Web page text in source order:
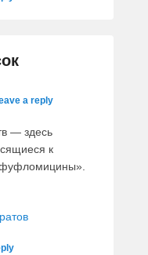
a reply
— здесь
к